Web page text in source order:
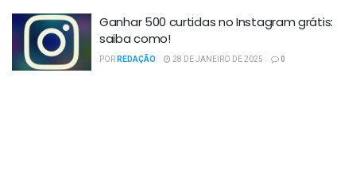
Ganhar 500 curtidas no Instagram grátis:
saiba como!
PORREDAÇÃO 28 DE JANEIRO DE 2025 0